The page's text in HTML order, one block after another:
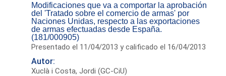
Modificaciones que va a comportar la aprobación
del 'Tratado sobre el comercio de armas' por
Naciones Unidas, respecto a las exportaciones
de armas efectuadas desde España.
(181/000905)
Presentado el 11/04/2013 y calificado el 16/04/2013
Autor:
Xuclà i Costa, Jordi (GC-CiU)